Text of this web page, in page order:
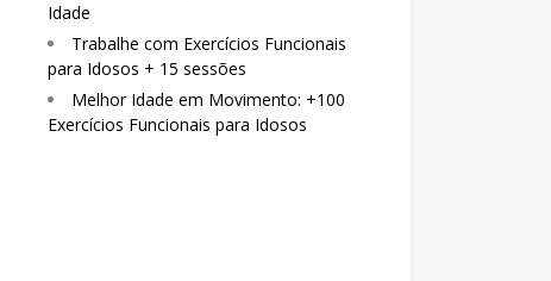
Idade
Trabalhe com Exercícios Funcionais
para Idosos + 15 sessões
Melhor Idade em Movimento: +100
Exercícios Funcionais para Idosos